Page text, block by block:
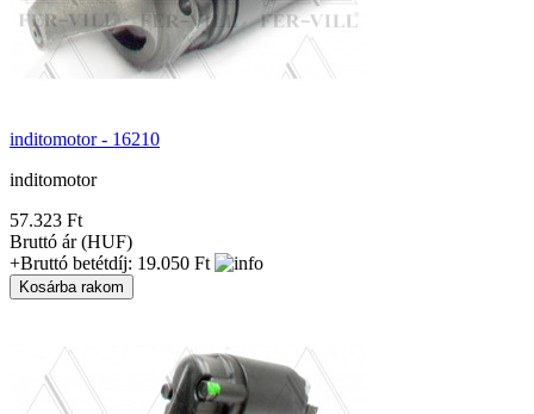
inditomotor - 16210
inditomotor
57.323 Ft
Bruttó ár (HUF)
+Bruttó betétdíj: 19.050 Ft